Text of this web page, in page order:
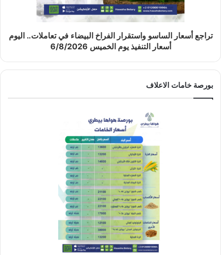
تراجع أسعار الساسو واستقرار الفراخ البيضاء في تعاملات.. اليوم
أسعار التنفيذ يوم الخميس 6/8/2026
بورصة خامات الاعلاف